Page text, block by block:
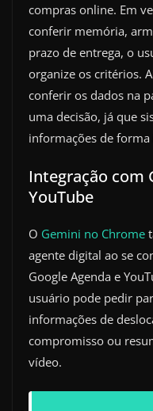
compras online. Em
conferir memória,
prazo de entrega, o
organize os critérios.
conferir os dados na
uma decisão, já que
informações de
Integração com
YouTube
O Gemini no Chrome
agente digital ao se
Google Agenda e
usuário pode pedir
informações de
compromisso ou
vídeo.